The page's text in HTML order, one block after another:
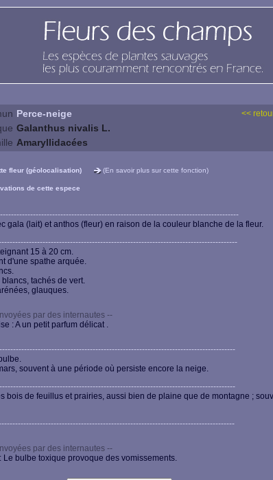
Perce-neige <<
Galanthus nivalis L.
Amaryllidacées
fleur (géolocalisation) (En savoir plus sur cette fonction)
de cette espece
gala (lait) et anthos (fleur) en raison de la couleur blanche de la fleur.
15 à 20 cm.
d'une spathe arquée.
tachés de vert.
glauques.
par des internautes --
: A un petit parfum délicat .
souvent à une période où persiste encore la neige.
bois de feuillus et prairies, aussi bien de plaine que de montagne ;
par des internautes --
Le bulbe toxique provoque des vomissements.